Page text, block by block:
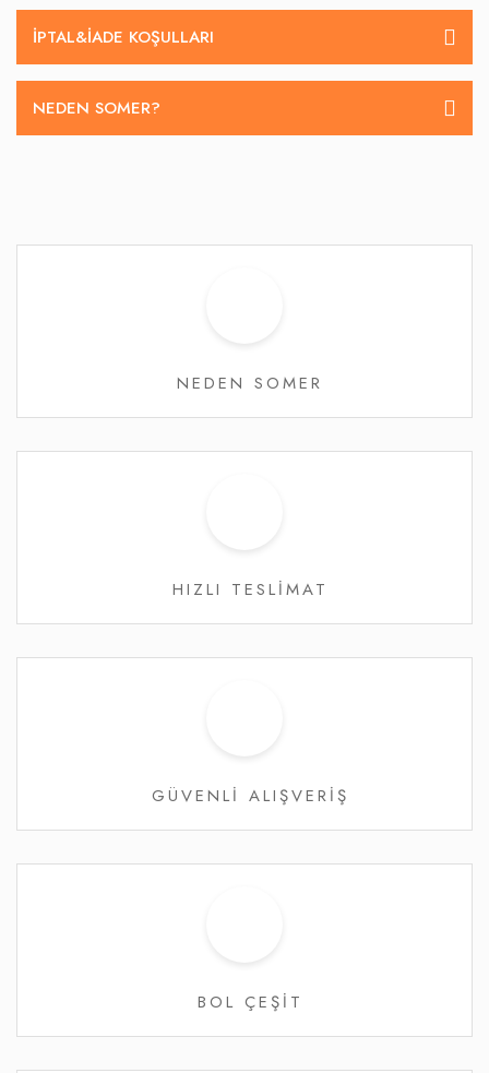
İPTAL&IADE KOŞULLARI
NEDEN SOMER?
NEDEN SOMER
HIZLI TESLİMAT
GÜVENLİ ALIŞVERİŞ
BOL ÇEŞİT